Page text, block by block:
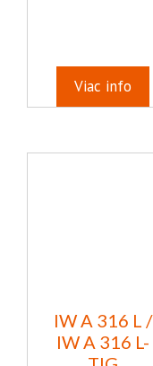
Viac info
IW A 316 L /
IW A 316 L-